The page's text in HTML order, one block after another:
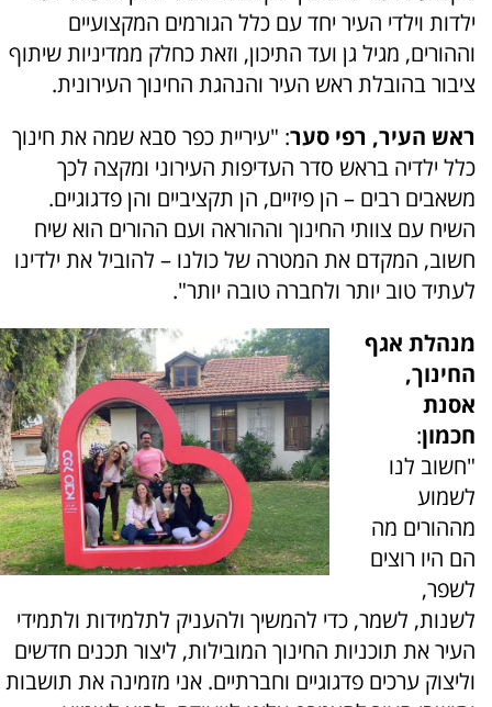
ילדות וילדי העיר יחד עם כלל הגורמים המקצועיים
וההורים, מגיל גן ועד התיכון, וזאת כחלק ממדיניות שיתוף
ציבור בהובלת ראש העיר והנהגת החינוך העירונית.
ראש העיר, רפי סער: "עיריית כפר סבא שמה את חינוך
כלל ילדיה בראש סדר העדיפות העירוני ומקצה לכך
משאבים רבים – הן פיזיים, הן תקציביים והן פדגוגיים.
השיח עם צוותי החינוך וההוראה ועם ההורים הוא שיח
חשוב, המקדם את המטרה של כולנו – להוביל את ילדינו
לעתיד טוב יותר ולחברה טובה יותר".
מנהלת אגף
החינוך,
אסנת
חכמון:
"חשוב לנו
לשמוע
מההורים מה
הם היו רוצים
לשפר,
לשנות, לשמר, כדי להמשיך ולהעניק לתלמידות ולתמידי
העיר את תוכניות החינוך המובילות, ליצור תכנים חדשים
וליצוק ערכים פדגוגיים וחברתיים. אני מזמינה את תושבות